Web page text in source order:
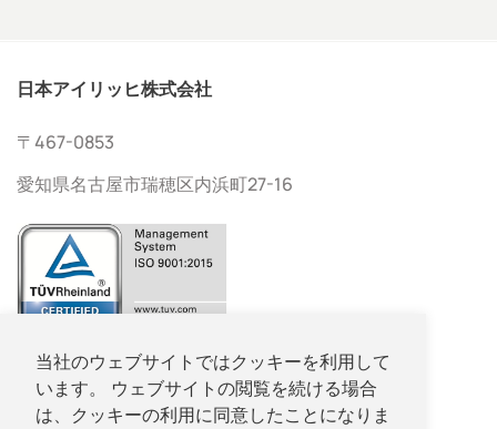
当社のウェブサイトではクッキーを利用して
います。 ウェブサイトの閲覧を続ける場合
は、クッキーの利用に同意したことになりま
日本アイリッヒ株式会社
〒467-0853
愛知県名古屋市瑞穂区内浜町27-16
052-533-2577
052-533-2578